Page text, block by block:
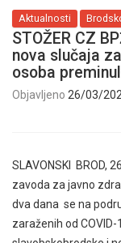
Aktualnosti
STOŽER CZ
nova slučaja
osoba
Objavljeno 26/03/
SLAVONSKI BROD,
zavoda za javno
dva dana se na
zaraženih od COVID-